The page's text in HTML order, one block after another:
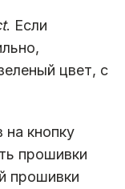
. Если
цвет, с
на кнопку
прошивки
прошивки